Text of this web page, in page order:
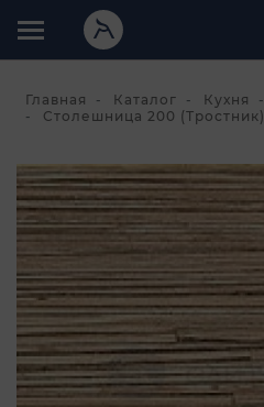
Главная Каталог Кухня
Столешница 200 (Тростник)